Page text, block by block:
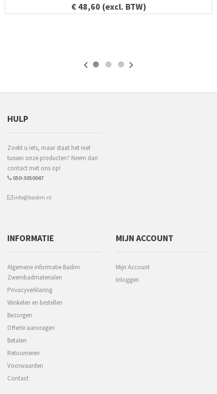
€ 48,60 (excl. BTW)
HULP
Zoekt u iets, maar staat het niet
tussen onze producten? Neem dan
contact met ons op!
050-3050047
info@badim.nl
INFORMATIE
Algemene informatie Badim
Zwembadmaterialen
Privacyverklaring
Winkelen en bestellen
Bezorgen
Offerte aanvragen
Betalen
Retourneren
Voorwaarden
Contact
MIJN ACCOUNT
Mijn Account
Inloggen